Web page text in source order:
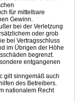
für mittelbare
Gewinn.
bei der Verletzung
oder grob
bei Vertragsschluss
im Übrigen der Höhe
begrenzt.
entgangenen
gilt sinngemäß auch
des Betreibers.
nationalem Recht